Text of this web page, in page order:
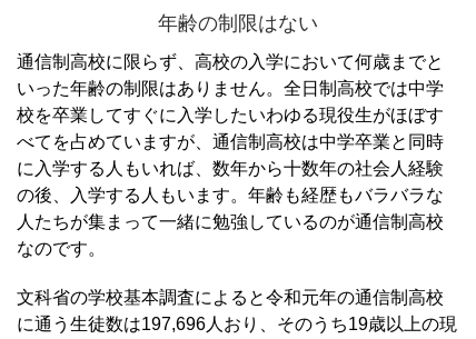
年齢の制限はない
通信制高校に限らず、高校の入学において何歳までと
いった年齢の制限はありません。 全日制高校では中学
校を卒業してすぐに入学したいわゆる現役生がほぼす
べてを占めていますが、通信制高校は中学卒業と同時
に入学する人もいれば、数年から十数年の社会人経験
の後、入学する人もいます。 年齢も経歴もバラバラな
人たちが集まって一緒に勉強しているのが通信制高校
なのです。
文科省の学校基本調査によると令和元年の通信制高校
に通う生徒数は197,696人おり、そのうち19歳以上の現